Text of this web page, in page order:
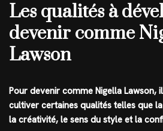
Les qualités à
devenir comme
Lawson
Pour devenir comme Nigella Lawson,
cultiver certaines qualités telles que
la créativité, le sens du style et la